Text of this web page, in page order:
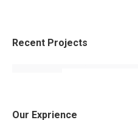
Recent Projects
Our Exprience